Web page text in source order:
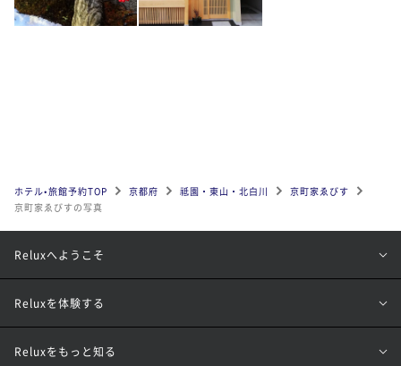
ホテル•旅館予約TOP 京都府 祗園・東山・北白川
京町家ゑびす
京町家ゑびすの写真
Reluxへようこそ
Reluxを体験する
Reluxをもっと知る